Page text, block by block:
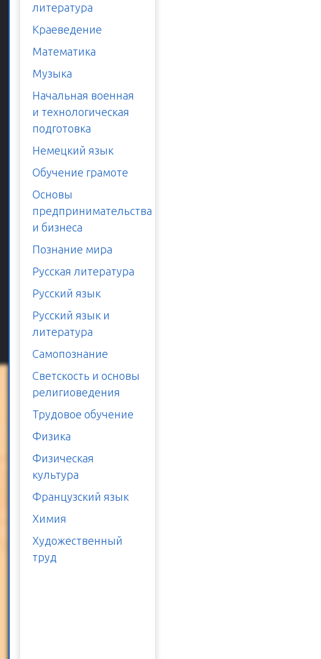
литература
Краеведение
Математика
Музыка
Начальная военная
и технологическая
подготовка
Немецкий язык
Обучение грамоте
Основы
предпринимательства
и бизнеса
Познание мира
Русская литература
Русский язык
Русский язык и
литература
Самопознание
Светскость и основы
религиоведения
Трудовое обучение
Физика
Физическая
культура
Французский язык
Химия
Художественный
труд